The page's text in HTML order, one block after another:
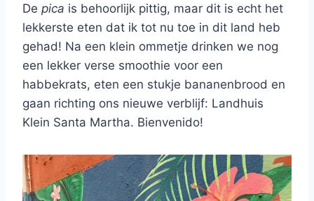
De pica is behoorlijk pittig, maar dit is echt het
lekkerste eten dat ik tot nu toe in dit land heb
gehad! Na een klein ommetje drinken we nog
een lekker verse smoothie voor een
habbekrats, eten een stukje bananenbrood en
gaan richting ons nieuwe verblijf: Landhuis
Klein Santa Martha. Bienvenido!